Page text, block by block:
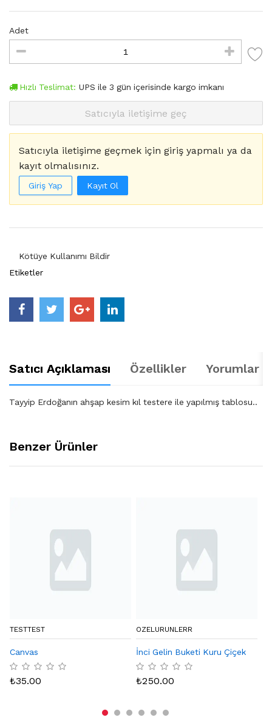
Adet
Hızlı Teslimat: UPS ile 3 gün içerisinde kargo imkanı
Satıcıyla iletişime geç
Satıcıyla iletişime geçmek için giriş yapmalı ya da
kayıt olmalısınız.
Giriş Yap Kayıt Ol
Kötüye Kullanımı Bildir
Etiketler
Satıcı Açıklaması Özellikler Yorumlar
Tayyip Erdoğanın ahşap kesim kıl testere ile yapılmış tablosu..
Benzer Ürünler
TESTTEST
Canvas
₺35.00
OZELURUNLERR
İnci Gelin Buketi Kuru Çiçek
₺250.00